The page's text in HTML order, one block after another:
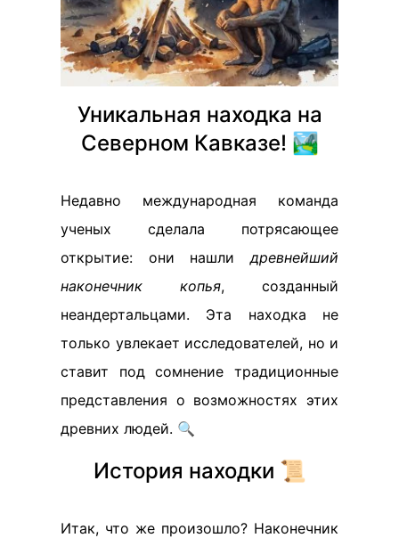
Уникальная находка на
Северном Кавказе! 🏞️
Недавно международная команда
ученых сделала потрясающее
открытие: они нашлидревнейший
наконечник копья, созданный
неандертальцами. Эта находка не
только увлекает исследователей, но и
ставит под сомнение традиционные
представления о возможностях этих
древних людей. 🔍
История находки 📜
Итак, что же произошло? Наконечник